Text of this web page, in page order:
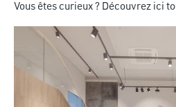
Vous êtes curieux ? Découvrez ici